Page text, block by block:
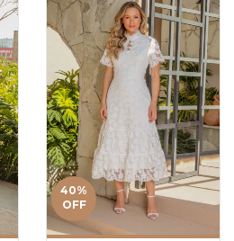
40%
OFF